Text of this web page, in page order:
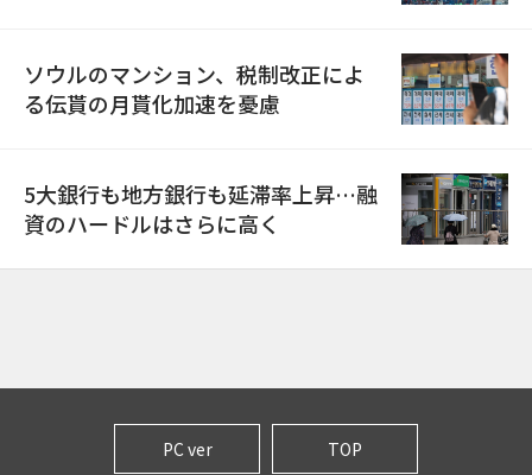
ソウルのマンション、税制改正によ
る伝貰の月貰化加速を憂慮
5大銀行も地方銀行も延滞率上昇…融
資のハードルはさらに高く
PC ver TOP